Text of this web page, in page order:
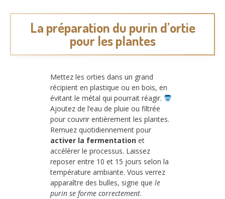
La préparation du purin d’ortie
pour les plantes
Mettez les orties dans un grand
récipient en plastique ou en bois, en
évitant le métal qui pourrait réagir.
Ajoutez de l’eau de pluie ou filtrée
pour couvrir entièrement les plantes.
Remuez quotidiennement pour
activer la fermentation et
accélérer le processus. Laissez
reposer entre 10 et 15 jours selon la
température ambiante. Vous verrez
apparaître des bulles, signe que le
purin se forme correctement.